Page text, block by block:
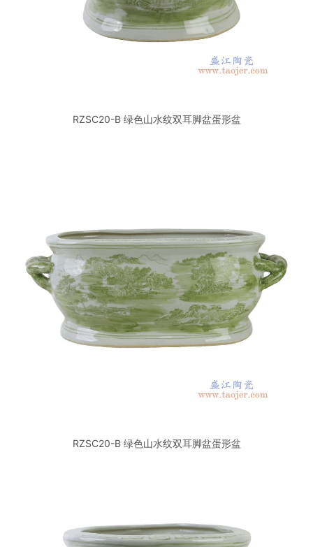
RZSC20-B 绿色山水纹双耳脚盆蛋形盆
RZSC20-B 绿色山水纹双耳脚盆蛋形盆